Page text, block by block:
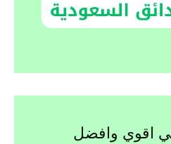
اقوي وافضل